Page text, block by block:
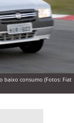
baixo consumo (Fotos: Fiat